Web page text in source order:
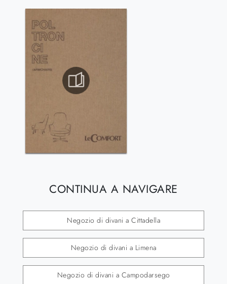
CONTINUA A NAVIGARE
Negozio di divani a Cittadella
Negozio di divani a Limena
Negozio di divani a Campodarsego